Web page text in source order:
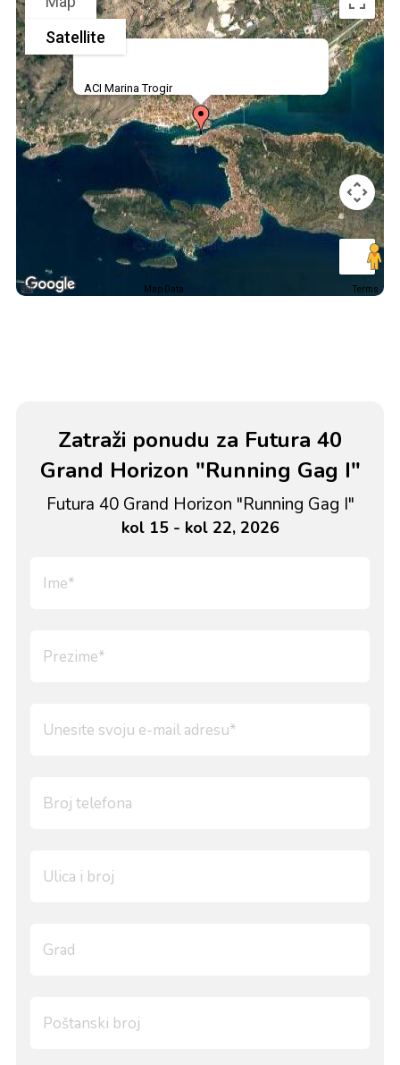
ACI Marina Trogir
Satellite
Map Data Terms
Zatraži ponudu za Futura 40
Grand Horizon "Running Gag I"
Futura 40 Grand Horizon "Running Gag I"
kol 15 - kol 22, 2026